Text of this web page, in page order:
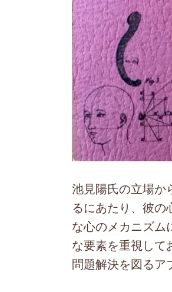
池見陽氏の立場
るにあたり、彼
な心のメカニズム
な要素を重視して
問題解決を図るア